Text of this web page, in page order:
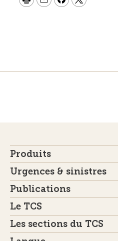
Produits
Urgences & sinistres
Publications
Le TCS
Les sections du TCS